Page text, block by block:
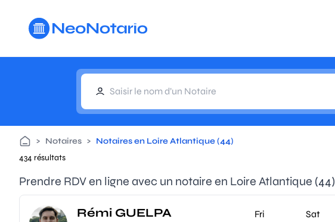
> Notaires > Notaires en Loire Atlantique (44)
434 résultats
Prendre RDV en ligne avec un notaire en Loire Atlantique (44)
Rémi GUELPA
Fri
Sat